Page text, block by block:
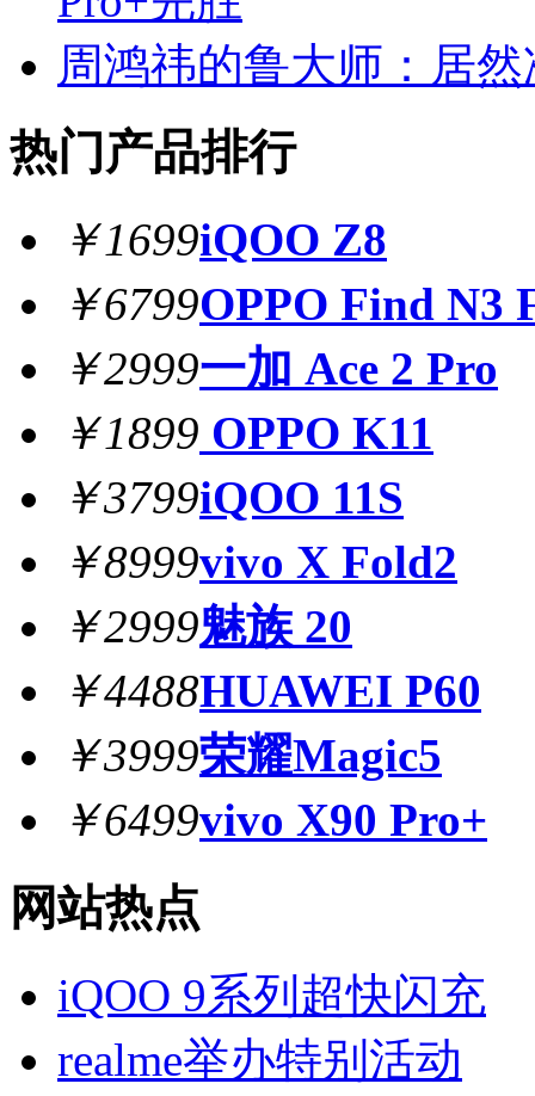
周鸿祎的鲁大师：居
热门产品排行
￥1699iQOO Z8
￥6799OPPO Find N3
￥2999一加 Ace 2 Pro
￥1899 OPPO K11
￥3799iQOO 11S
￥8999vivo X Fold2
￥2999魅族 20
￥4488HUAWEI P60
￥3999荣耀Magic5
￥6499vivo X90 Pro+
网站热点
iQOO 9系列超快闪充
realme举办特别活动